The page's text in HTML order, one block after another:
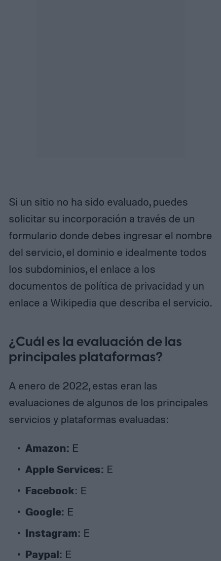
Si un sitio no ha sido evaluado, puedes
solicitar su incorporación a través de un
formulario donde debes ingresar el nombre
del servicio, el dominio e idealmente todos
los subdominios, el enlace a los
documentos de política de privacidad y un
enlace a Wikipedia que describa el servicio.
¿Cuál es la evaluación de las
principales plataformas?
A enero de 2022, estas eran las
evaluaciones de algunos de los principales
servicios y plataformas evaluadas:
Amazon: E
Apple Services: E
Facebook: E
Google: E
Instagram: E
Paypal: E